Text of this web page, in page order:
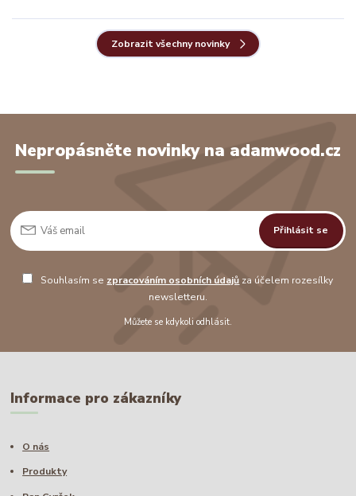
Zobrazit všechny novinky
Nepropásněte novinky na adamwood.cz
Přihlásit se
Souhlasím se zpracováním osobních údajů za účelem rozesílky
newsletteru.
Můžete se kdykoli odhlásit.
Informace pro zákazníky
O nás
Produkty